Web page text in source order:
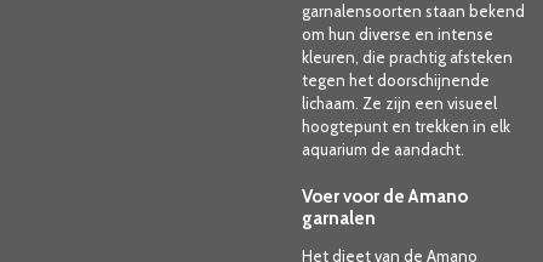
garnalensoorten staan bekend
om hun diverse en intense
kleuren, die prachtig afsteken
tegen het doorschijnende
lichaam. Ze zijn een visueel
hoogtepunt en trekken in elk
aquarium de aandacht.
Voer voor de Amano
garnalen
Het dieet van de Amano